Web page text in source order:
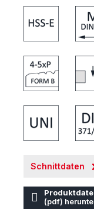
Schnittdaten
(pdf)